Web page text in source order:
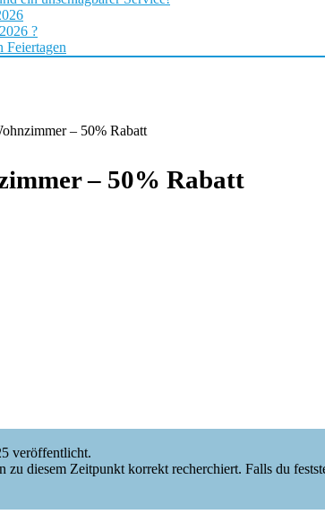
?
Feiertagen
– 50% Rabatt
– 50% Rabatt
veröffentlicht.
diesem Zeitpunkt korrekt recherchiert. Falls du